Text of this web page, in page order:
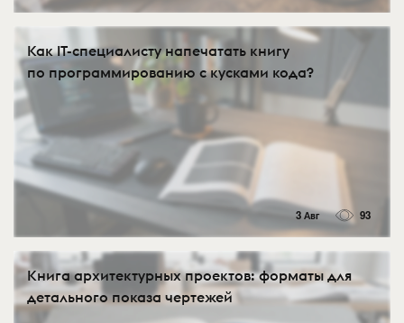
Как IT-специалисту напечатать книгу
по программированию с кусками кода?
3 Авг 93
Книга архитектурных проектов: форматы для
детального показа чертежей